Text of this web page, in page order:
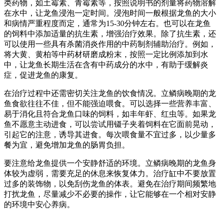
类药物，如土霉素、青霉素等，按照说明书的剂量将药物溶解
在水中，让龙鱼浸泡一定时间。浸泡时间一般根据龙鱼的大小
和病情严重程度而定，通常为15-30分钟左右。也可以在龙鱼
的饲料中添加适量的抗生素，增强治疗效果。除了抗生素，还
可以使用一些具有杀菌消炎作用的中药制剂辅助治疗。例如，
将大黄、黄柏等中药材研磨成粉末，按照一定比例添加到水
中，让龙鱼长期生活在含有中药成分的水中，有助于缓解炎
症，促进龙鱼的康复。
在治疗过程中还需密切关注龙鱼的饮食情况。立鳞病晚期的龙
鱼食欲往往不佳，但不能强迫喂食。可以选择一些营养丰富、
易于消化且符合龙鱼口味的饲料，如丰年虾、红虫等。如果龙
鱼不愿意主动进食，可以尝试用镊子夹着饲料在它面前晃动，
引起它的注意，诱导其进食。每次喂食量不宜过多，以少量多
餐为宜，避免增加龙鱼的肠胃负担。
要注意给龙鱼提供一个安静舒适的环境。立鳞病晚期的龙鱼身
体较为虚弱，需要充足的休息来恢复体力。治疗缸中不要放置
过多的装饰物，以免刮伤龙鱼的体表。避免在治疗期间频繁地
打扰龙鱼，尽量减少不必要的操作，让它能够在一个相对安静
的环境中安心养病。